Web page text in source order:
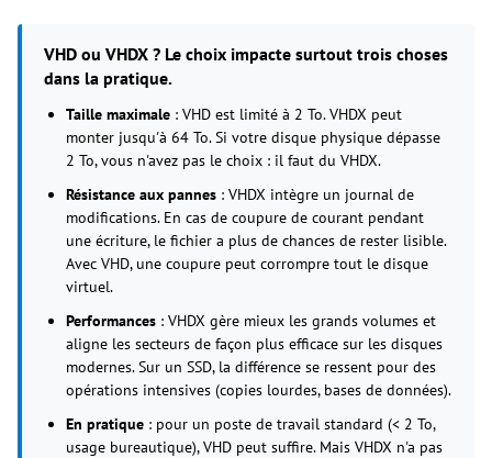
VHD ou VHDX ? Le choix impacte surtout trois choses
dans la pratique.
Taille maximale : VHD est limité à 2 To. VHDX peut
monter jusqu'à 64 To. Si votre disque physique dépasse
2 To, vous n'avez pas le choix : il faut du VHDX.
Résistance aux pannes : VHDX intègre un journal de
modifications. En cas de coupure de courant pendant
une écriture, le fichier a plus de chances de rester lisible.
Avec VHD, une coupure peut corrompre tout le disque
virtuel.
Performances : VHDX gère mieux les grands volumes et
aligne les secteurs de façon plus efficace sur les disques
modernes. Sur un SSD, la différence se ressent pour des
opérations intensives (copies lourdes, bases de données).
En pratique : pour un poste de travail standard (< 2 To,
usage bureautique), VHD peut suffire. Mais VHDX n'a pas